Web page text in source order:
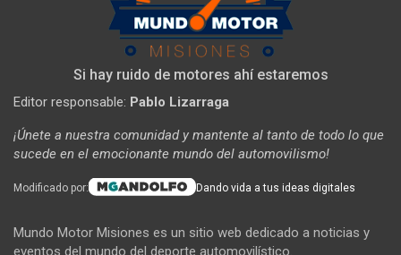
Si hay ruido de motores ahí estaremos
Editor responsable: Pablo Lizarraga
¡Únete a nuestra comunidad y mantente al tanto de todo lo que
sucede en el emocionante mundo del automovilismo!
Modificado por: Dando vida a tus ideas digitales
Mundo Motor Misiones es un sitio web dedicado a noticias y
eventos del mundo del deporte automovilístico.